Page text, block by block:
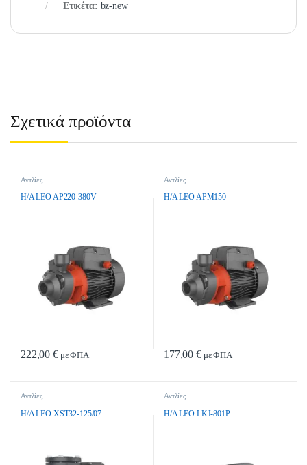
Ετικέτα: bz-new
Σχετικά προϊόντα
Αντλίες
H/A LEO AP220-380V
222,00€με ΦΠΑ
Αντλίες
H/A LEO APM150
177,00€με ΦΠΑ
Αντλίες
H/A LEO XST32-125/07
Αντλίες
H/A LEO LKJ-801P